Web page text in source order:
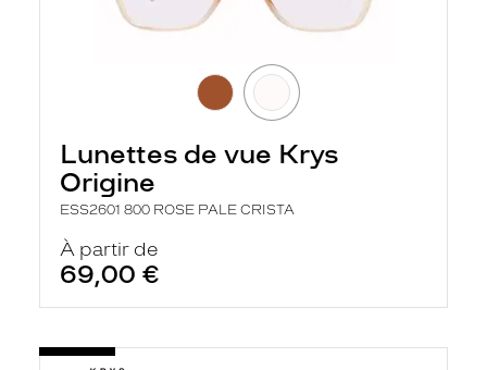
Lunettes de vue Krys
Origine
ESS2601 800 ROSE PALE CRISTA
À partir de
69,00 €